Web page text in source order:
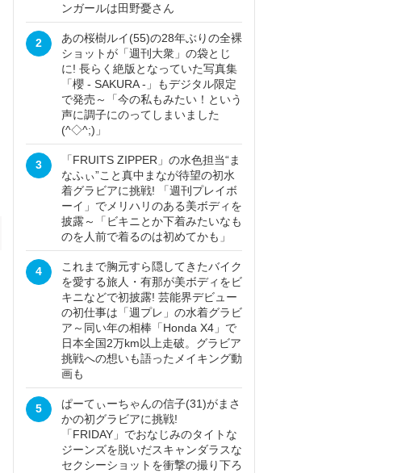
ンガールは田野憂さん
2
あの桜樹ルイ(55)の28年ぶりの全裸
ショットが「週刊大衆」の袋とじ
に! 長らく絶版となっていた写真集
「櫻 - SAKURA -」もデジタル限定
で発売～「今の私もみたい！という
声に調子にのってしまいました
(^◇^;)」
3
「FRUITS ZIPPER」の水色担当“ま
なふぃ”こと真中まなが待望の初水
着グラビアに挑戦! 「週刊プレイボ
ーイ」でメリハリのある美ボディを
披露～「ビキニとか下着みたいなも
のを人前で着るのは初めてかも」
4
これまで胸元すら隠してきたバイク
を愛する旅人・有那が美ボディをビ
キニなどで初披露! 芸能界デビュー
の初仕事は「週プレ」の水着グラビ
ア～同い年の相棒「Honda X4」で
日本全国2万km以上走破。グラビア
挑戦への想いも語ったメイキング動
画も
5
ぱーてぃーちゃんの信子(31)がまさ
かの初グラビアに挑戦!
「FRIDAY」でおなじみのタイトな
ジーンズを脱いだスキャンダラスな
セクシーショットを衝撃の撮り下ろ